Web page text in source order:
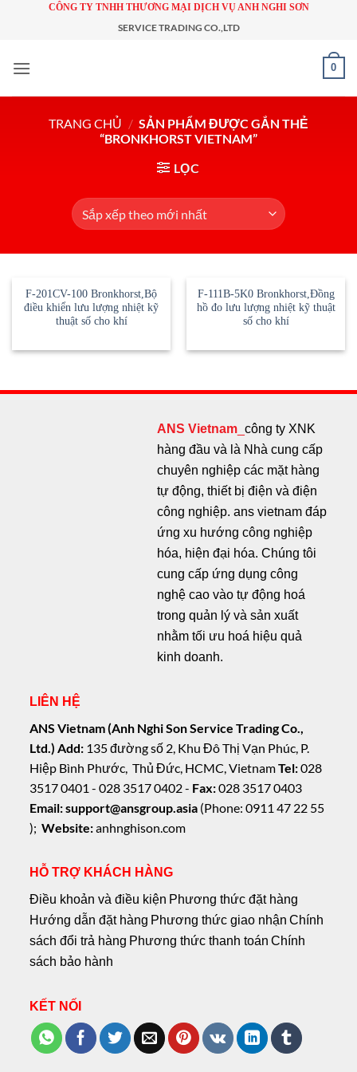
dung
CÔNG TY TNHH THƯƠNG MẠI DỊCH VỤ ANH NGHI SƠN
SERVICE TRADING CO.,LTD
0
TRANG CHỦ / SẢN PHẨM ĐƯỢC GẮN THẺ
“BRONKHORST VIETNAM”
LỌC
F-201CV-100 Bronkhorst,Bộ
điều khiển lưu lượng nhiệt kỹ
thuật số cho khí
F-111B-5K0 Bronkhorst,Đồng
hồ đo lưu lượng nhiệt kỹ thuật
số cho khí
ANS Vietnam _công ty XNK
hàng đầu và là Nhà cung cấp
chuyên nghiệp các mặt hàng
tự động, thiết bị điện và điện
công nghiệp. ans vietnam đáp
ứng xu hướng công nghiệp
hóa, hiện đại hóa. Chúng tôi
cung cấp ứng dụng công
nghệ cao vào tự động hoá
trong quản lý và sản xuất
nhằm tối ưu hoá hiệu quả
kinh doanh.
LIÊN HỆ
ANS Vietnam (Anh Nghi Son Service Trading Co.,
Ltd.) Add: 135 đường số 2, Khu Đô Thị Vạn Phúc, P.
Hiệp Bình Phước, Thủ Đức, HCMC, VietnamTel:028
3517 0401 - 028 3517 0402 - Fax:028 3517 0403
Email: support@ansgroup.asia (Phone: 0911 47 22 55
); Website:anhnghison.com
HỖ TRỢ KHÁCH HÀNG
Điều khoản và điều kiện Phương thức đặt hàng
Hướng dẫn đặt hàng Phương thức giao nhận Chính
sách đổi trả hàng Phương thức thanh toán Chính
sách bảo hành
KẾT NỐI